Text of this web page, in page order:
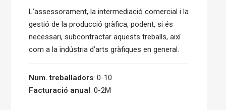
L’assessorament, la intermediació comercial i la
gestió de la producció gràfica, podent, si és
necessari, subcontractar aquests treballs, així
com a la indústria d’arts gràfiques en general.
Num. treballadors: 0-10
Facturació anual: 0-2M